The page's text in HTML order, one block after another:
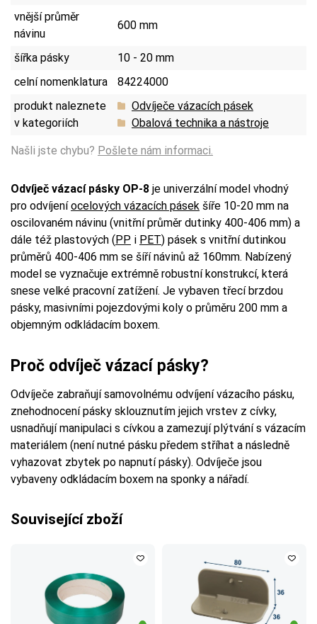
vnější průměr
návinu
600 mm
šířka pásky
10 - 20 mm
celní nomenklatura
84224000
produkt naleznete
v kategoriích
Odvíječe vázacích pásek
Obalová technika a nástroje
Našli jste chybu? Pošlete nám informaci.
Odvíječ vázací pásky OP-8 je univerzální model vhodný
pro odvíjeníocelových vázacích pásek šíře 10-20 mm na
oscilovaném návinu (vnitřní průměr dutinky 400-406 mm) a
dále též plastových (PP i PET) pásek s vnitřní dutinkou
průměrů 400-406 mm se šíří návinů až 160mm. Nabízený
model se vyznačuje extrémně robustní konstrukcí, která
snese velké pracovní zatížení. Je vybaven třecí brzdou
pásky, masivními pojezdovými koly o průměru 200 mm a
objemným odkládacím boxem.
Proč odvíječ vázací pásky?
Odvíječe zabraňují samovolnému odvíjení vázacího pásku,
znehodnocení pásky sklouznutím jejich vrstev z cívky,
usnadňují manipulaci s cívkou a zamezují plýtvání s vázacím
materiálem (není nutné pásku předem stříhat a následně
vyhazovat zbytek po napnutí pásky). Odvíječe jsou
vybaveny odkládacím boxem na sponky a nářadí.
Související zboží